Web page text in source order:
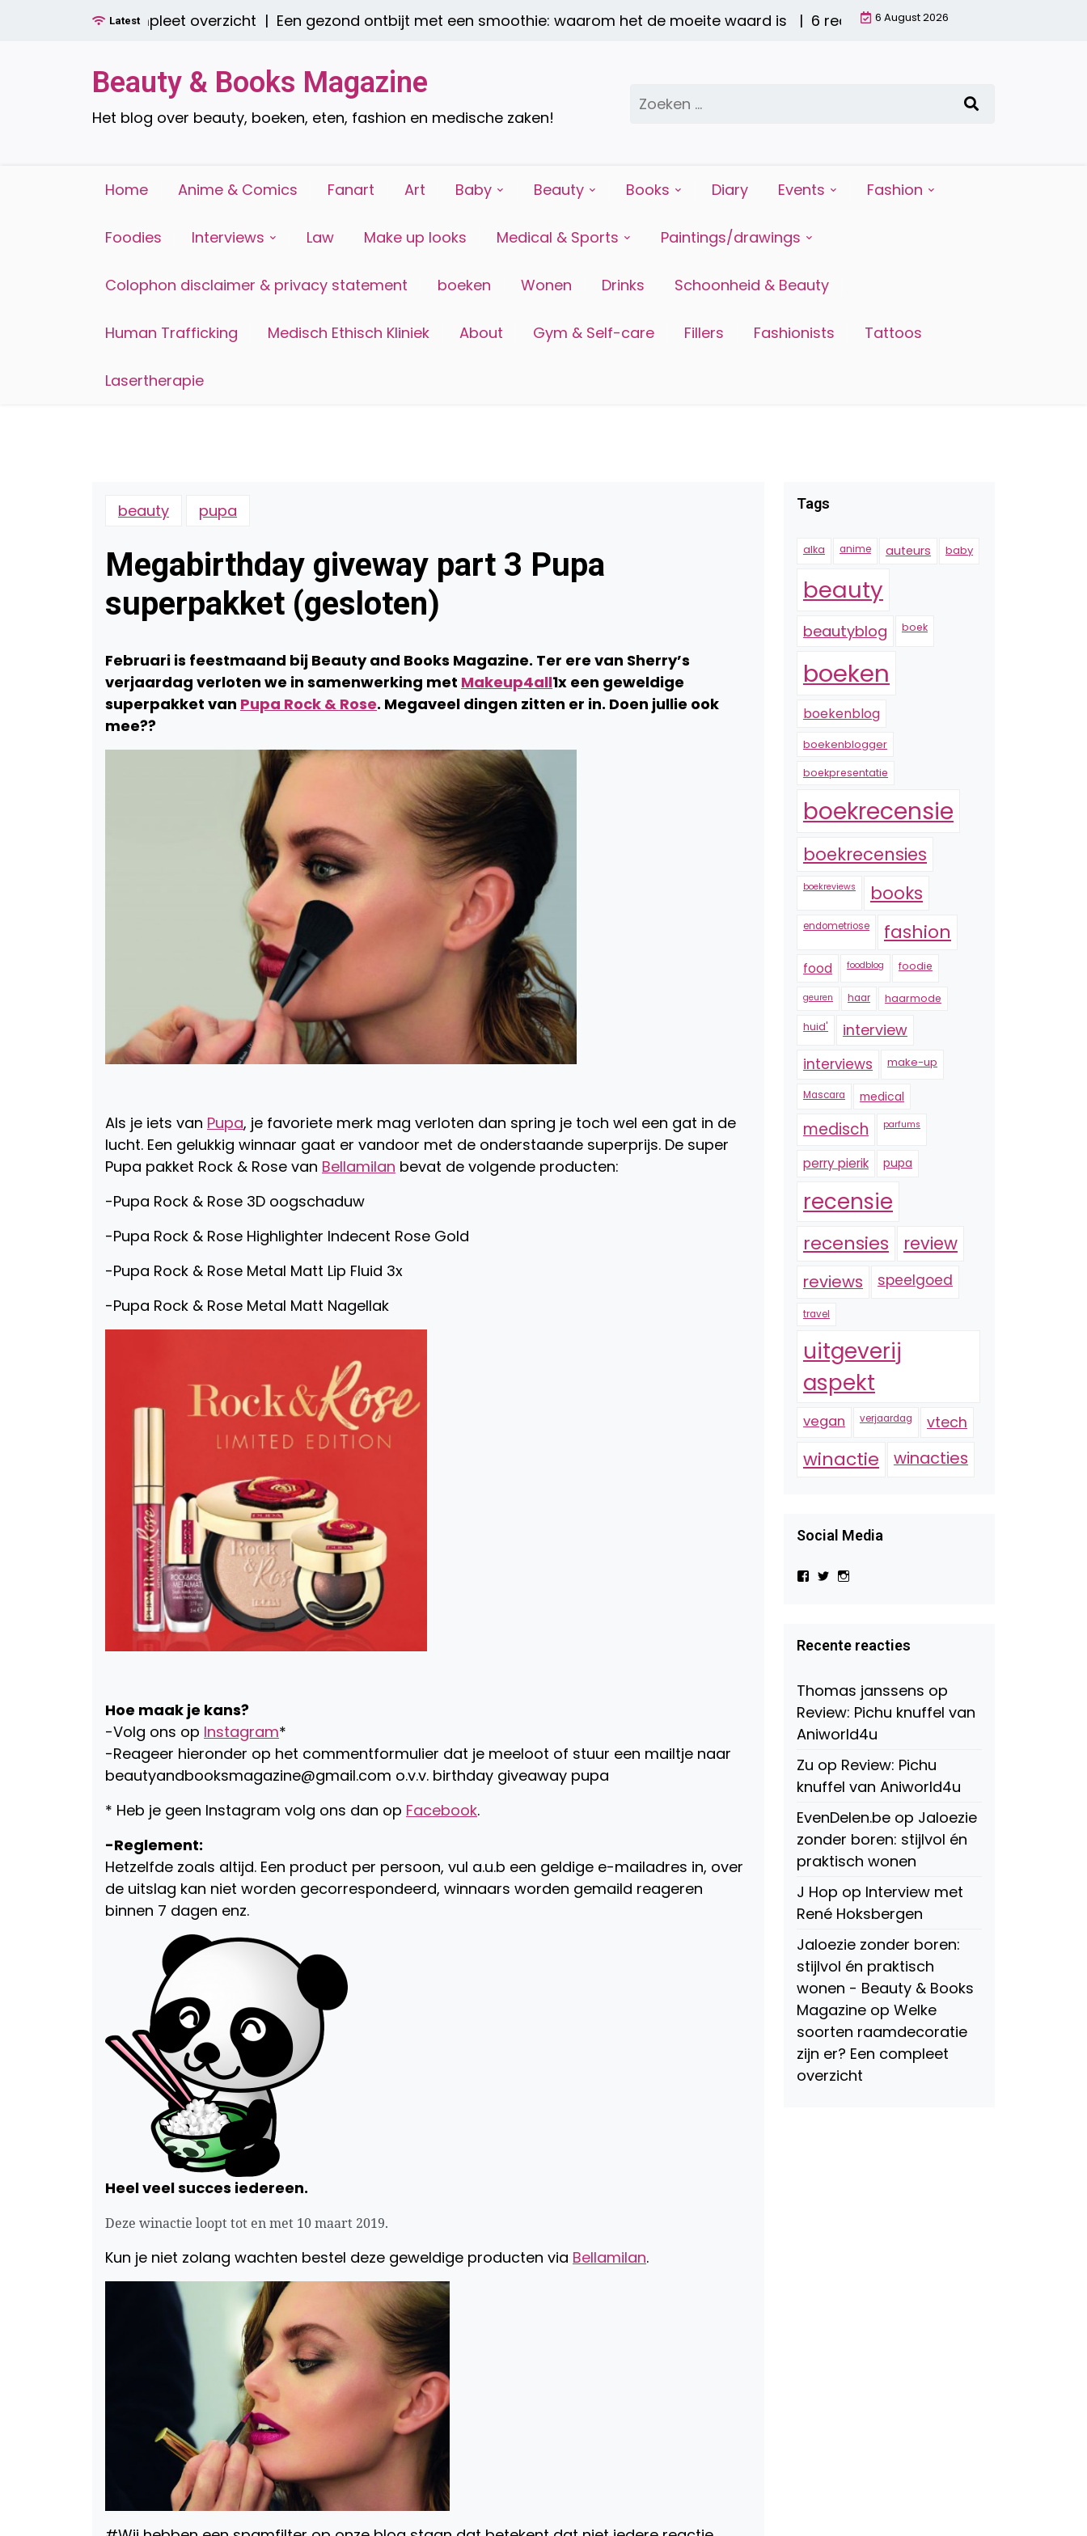
Latest
er? Een compleet overzicht |Een gezond ontbijt met een smoothie: waarom het de moeite waard is |6 redenen waarom water drinken zo
6 August 2026
Beauty & Books Magazine
Het blog over beauty, boeken, eten, fashion en medische zaken!
Zoeken
naar:
Home Anime & Comics Fanart Art Baby Beauty Books Diary Events Fashion
Foodies Interviews Law Make up looks Medical & Sports Paintings/drawings
Colophon disclaimer & privacy statement boeken Wonen Drinks Schoonheid & Beauty
Human Trafficking Medisch Ethisch Kliniek About Gym & Self-care Fillers Fashionists Tattoos
Lasertherapie
beauty pupa
Megabirthday giveway part 3 Pupa
superpakket (gesloten)
Februari is feestmaand bij Beauty and Books Magazine. Ter ere van Sherry’s
verjaardag verloten we in samenwerking met Makeup4all1x een geweldige
superpakket van Pupa Rock & Rose. Megaveel dingen zitten er in. Doen jullie ook
mee??
Als je iets van Pupa, je favoriete merk mag verloten dan spring je toch wel een gat in de
lucht. Een gelukkig winnaar gaat er vandoor met de onderstaande superprijs. De super
Pupa pakket Rock & Rose van Bellamilan bevat de volgende producten:
-Pupa Rock & Rose 3D oogschaduw
-Pupa Rock & Rose Highlighter Indecent Rose Gold
-Pupa Rock & Rose Metal Matt Lip Fluid 3x
-Pupa Rock & Rose Metal Matt Nagellak
Hoe maak je kans?
-Volg ons op Instagram*
-Reageer hieronder op het commentformulier dat je meeloot of stuur een mailtje naar
beautyandbooksmagazine@gmail.com o.v.v. birthday giveaway pupa
* Heb je geen Instagram volg ons dan op Facebook.
-Reglement:
Hetzelfde zoals altijd. Een product per persoon, vul a.u.b een geldige e-mailadres in, over
de uitslag kan niet worden gecorrespondeerd, winnaars worden gemaild reageren
binnen 7 dagen enz.
Heel veel succes iedereen.
Deze winactie loopt tot en met 10 maart 2019.
Kun je niet zolang wachten bestel deze geweldige producten via Bellamilan.
Tags
alka anime auteurs baby
beauty
beautyblog boek
boeken
boekenblog
boekenblogger
boekpresentatie
boekrecensie
boekrecensies
boekreviews books
endometriose fashion
food foodblog foodie
geuren haar haarmode
huid' interview
interviews make-up
Mascara medical
medisch parfums
perry pierik pupa
recensie
recensies review
reviews speelgoed
travel
uitgeverij
aspekt
vegan verjaardag vtech
winactie winacties
Social Media
Bekijk
Beauty-
147775071915783/?
Facebook
Bekijk
op
Twitter
op
Instagram
Recente reacties
Thomas janssens op
Review: Pichu knuffel van
Aniworld4u
Zu op Review: Pichu
knuffel van Aniworld4u
EvenDelen.be op Jaloezie
zonder boren: stijlvol én
praktisch wonen
J Hop op Interview met
René Hoksbergen
Jaloezie zonder boren:
stijlvol én praktisch
wonen - Beauty & Books
Magazine op Welke
soorten raamdecoratie
zijn er? Een compleet
overzicht